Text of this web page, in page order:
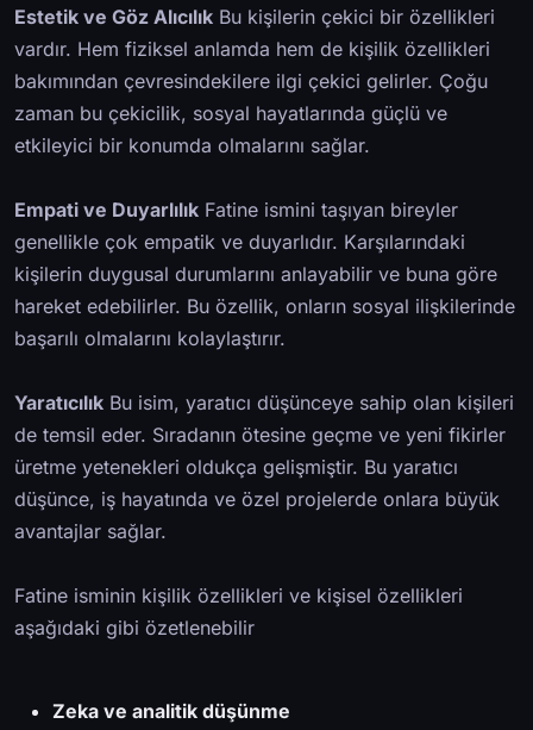
Estetik ve Göz Alıcılık Bu kişilerin çekici bir özellikleri
vardır. Hem fiziksel anlamda hem de kişilik özellikleri
bakımından çevresindekilere ilgi çekici gelirler. Çoğu
zaman bu çekicilik, sosyal hayatlarında güçlü ve
etkileyici bir konumda olmalarını sağlar.
Empati ve Duyarlılık Fatine ismini taşıyan bireyler
genellikle çok empatik ve duyarlıdır. Karşılarındaki
kişilerin duygusal durumlarını anlayabilir ve buna göre
hareket edebilirler. Bu özellik, onların sosyal ilişkilerinde
başarılı olmalarını kolaylaştırır.
Yaratıcılık Bu isim, yaratıcı düşünceye sahip olan kişileri
de temsil eder. Sıradanın ötesine geçme ve yeni fikirler
üretme yetenekleri oldukça gelişmiştir. Bu yaratıcı
düşünce, iş hayatında ve özel projelerde onlara büyük
avantajlar sağlar.
Fatine isminin kişilik özellikleri ve kişisel özellikleri
aşağıdaki gibi özetlenebilir
Zeka ve analitik düşünme